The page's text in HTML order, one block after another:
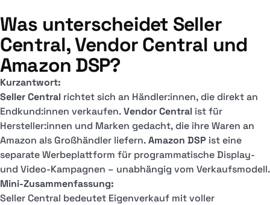
Was unterscheidet Seller
Central, Vendor Central und
Amazon DSP?
Kurzantwort:
Seller Central richtet sich an Händler:innen, die direkt an
Endkund:innen verkaufen.Vendor Central ist für
Hersteller:innen und Marken gedacht, die ihre Waren an
Amazon als Großhändler liefern.Amazon DSP ist eine
separate Werbeplattform für programmatische Display-
und Video-Kampagnen – unabhängig vom Verkaufsmodell.
Mini-Zusammenfassung:
Seller Central bedeutet Eigenverkauf mit voller